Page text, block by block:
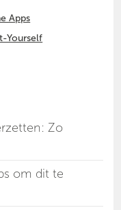
Apps
Yourself
Zo
om dit te